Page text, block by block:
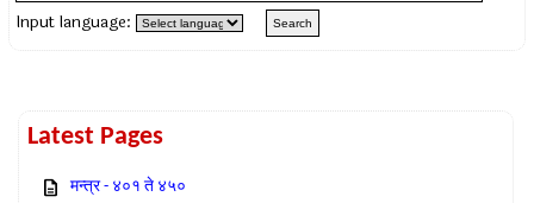
Input language:
Latest Pages
मन्त्र - ४०१ ते ४५०